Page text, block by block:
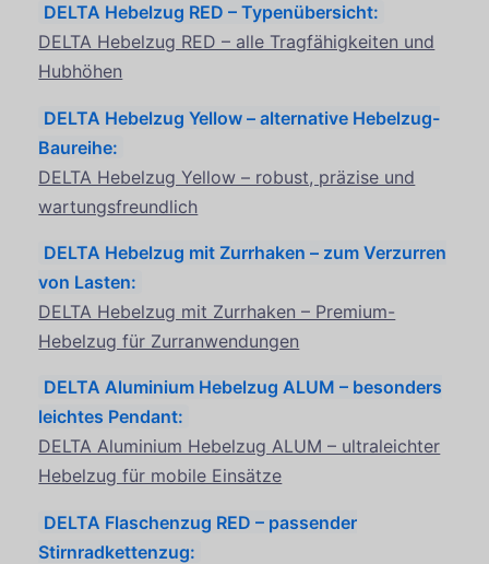
DELTA Hebelzug RED – Typenübersicht:
DELTA Hebelzug RED – alle Tragfähigkeiten und
Hubhöhen
DELTA Hebelzug Yellow – alternative Hebelzug-
Baureihe:
DELTA Hebelzug Yellow – robust, präzise und
wartungsfreundlich
DELTA Hebelzug mit Zurrhaken – zum Verzurren
von Lasten:
DELTA Hebelzug mit Zurrhaken – Premium-
Hebelzug für Zurranwendungen
DELTA Aluminium Hebelzug ALUM – besonders
leichtes Pendant:
DELTA Aluminium Hebelzug ALUM – ultraleichter
Hebelzug für mobile Einsätze
DELTA Flaschenzug RED – passender
Stirnradkettenzug: